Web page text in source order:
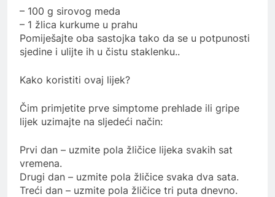
– 100 g sirovog meda
– 1 žlica kurkume u prahu
Pomiješajte oba sastojka tako da se u potpunosti
sjedine i ulijte ih u čistu staklenku..
Kako koristiti ovaj lijek?
Čim primjetite prve simptome prehlade ili gripe
lijek uzimajte na sljedeći način:
Prvi dan – uzmite pola žličice lijeka svakih sat
vremena.
Drugi dan – uzmite pola žličice svaka dva sata.
Treći dan – uzmite pola žličice tri puta dnevno.